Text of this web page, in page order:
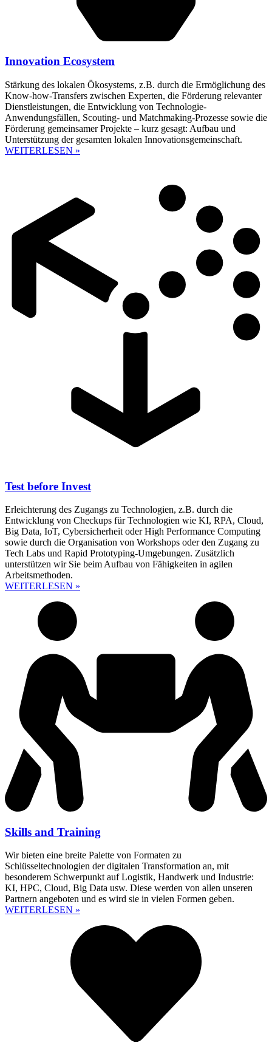
Innovation Ecosystem
Stärkung des lokalen Ökosystems, z.B. durch die Ermöglichung des
Know-how-Transfers zwischen Experten, die Förderung relevanter
Dienstleistungen, die Entwicklung von Technologie-
Anwendungsfällen, Scouting- und Matchmaking-Prozesse sowie die
Förderung gemeinsamer Projekte – kurz gesagt: Aufbau und
Unterstützung der gesamten lokalen Innovationsgemeinschaft.
WEITERLESEN »
Test before Invest
Erleichterung des Zugangs zu Technologien, z.B. durch die
Entwicklung von Checkups für Technologien wie KI, RPA, Cloud,
Big Data, IoT, Cybersicherheit oder High Performance Computing
sowie durch die Organisation von Workshops oder den Zugang zu
Tech Labs und Rapid Prototyping-Umgebungen. Zusätzlich
unterstützen wir Sie beim Aufbau von Fähigkeiten in agilen
Arbeitsmethoden.
WEITERLESEN »
Skills and Training
Wir bieten eine breite Palette von Formaten zu
Schlüsseltechnologien der digitalen Transformation an, mit
besonderem Schwerpunkt auf Logistik, Handwerk und Industrie:
KI, HPC, Cloud, Big Data usw. Diese werden von allen unseren
Partnern angeboten und es wird sie in vielen Formen geben.
WEITERLESEN »